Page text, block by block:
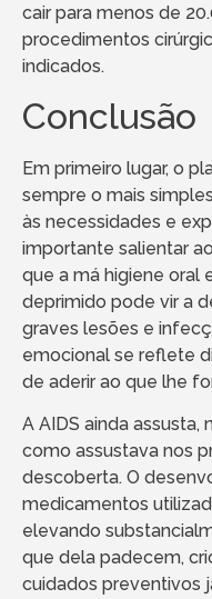
cair para menos de
procedimentos
indicados.
Conclusão
Em primeiro lugar, o
sempre o mais
às necessidades e
importante salientar
que a má higiene oral
deprimido pode vir a
graves lesões e
emocional se reflete
de aderir ao que lhe
A AIDS ainda assusta,
como assustava nos
descoberta. O
medicamentos
elevando
que dela padecem,
cuidados preventivos